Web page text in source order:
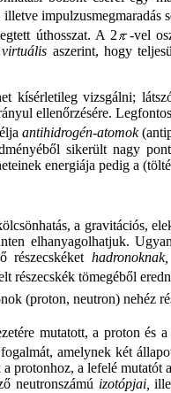
impulzusmegmaradás
úthosszat. A 2 -vel
virtuális aszerint, hogy
vizsgálni;
ellenőrzésére.
antihidrogén-atomok
sikerült nagy
energiája pedig a
a gravitációs,
elhanyagolhatjuk.
részecskéket hadronoknak,
részecskék tömegéből
(proton, neutron) nehéz
mutatott, a proton
fogalmát, amelynek két
a lefelé
neutronszámú izotópjai,